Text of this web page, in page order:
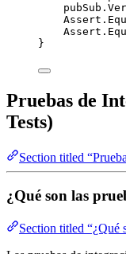
pubSub .
Assert .
Assert .
}
Pruebas de
Tests)
Section titled
¿Qué son las
Section titled “¿Qué